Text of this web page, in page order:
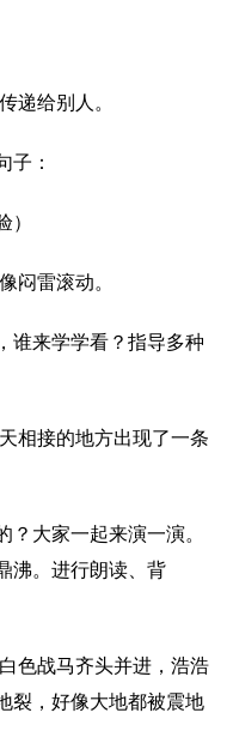
给别人。
：
雷滚动。
来学学看？指导多种
接的地方出现了一条
大家一起来演一演。
沸。进行朗读、背
战马齐头并进，浩浩
裂，好像大地都被震地